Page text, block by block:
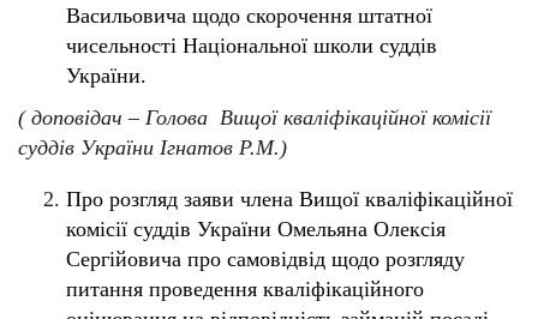
Васильовича щодо скорочення штатної
чисельності Національної школи суддів
України.
( доповідач – Голова Вищої кваліфікаційної комісії
суддів України Ігнатов Р.М.)
Про розгляд заяви члена Вищої кваліфікаційної
комісії суддів України Омельяна Олексія
Сергійовича про самовідвід щодо розгляду
питання проведення кваліфікаційного